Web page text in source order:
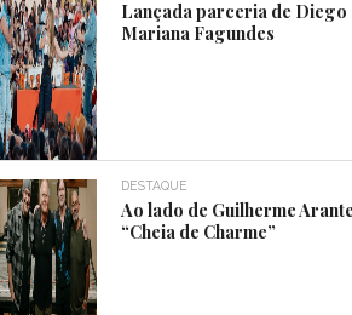
Lançada parceria de Diego
Mariana Fagundes
DESTAQUE
Ao lado de Guilherme
“Cheia de Charme”